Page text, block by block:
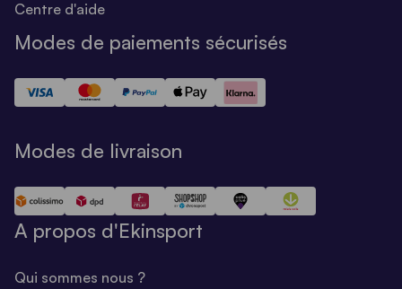
Centre d'aide
Modes de paiements sécurisés
Modes de livraison
A propos d'Ekinsport
Qui sommes nous ?